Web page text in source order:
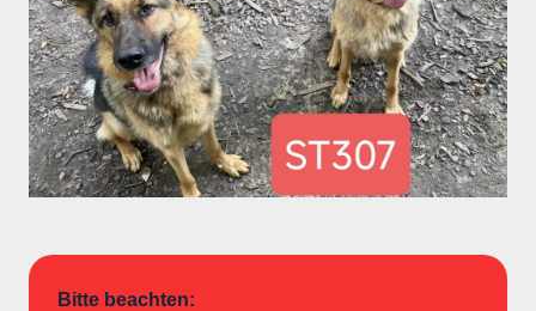
Bitte beachten: